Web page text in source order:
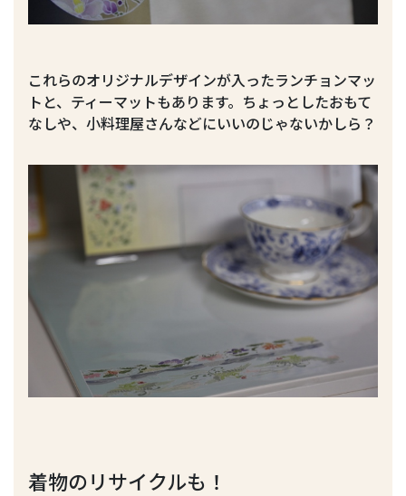
これらのオリジナルデザインが入ったランチョンマッ
トと、ティーマットもあります。ちょっとしたおもて
なしや、小料理屋さんなどにいいのじゃないかしら？
着物のリサイクルも！